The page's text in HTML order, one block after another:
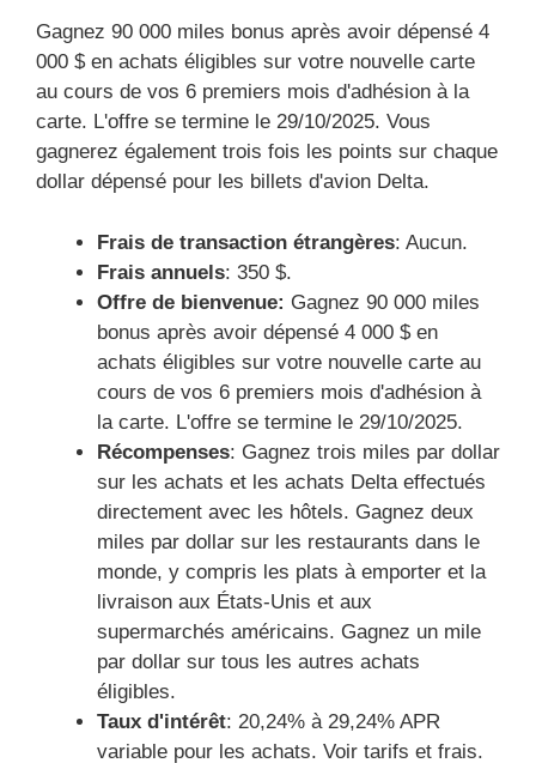
Gagnez 90 000 miles bonus après avoir dépensé 4
000 $ en achats éligibles sur votre nouvelle carte
au cours de vos 6 premiers mois d'adhésion à la
carte. L'offre se termine le 29/10/2025. Vous
gagnerez également trois fois les points sur chaque
dollar dépensé pour les billets d'avion Delta.
Frais de transaction étrangères: Aucun.
Frais annuels: 350 $.
Offre de bienvenue: Gagnez 90 000 miles
bonus après avoir dépensé 4 000 $ en
achats éligibles sur votre nouvelle carte au
cours de vos 6 premiers mois d'adhésion à
la carte. L'offre se termine le 29/10/2025.
Récompenses: Gagnez trois miles par dollar
sur les achats et les achats Delta effectués
directement avec les hôtels. Gagnez deux
miles par dollar sur les restaurants dans le
monde, y compris les plats à emporter et la
livraison aux États-Unis et aux
supermarchés américains. Gagnez un mile
par dollar sur tous les autres achats
éligibles.
Taux d'intérêt: 20,24% à 29,24% APR
variable pour les achats. Voir tarifs et frais.